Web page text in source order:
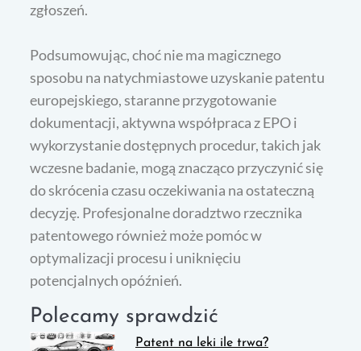
zgłoszeń.
Podsumowując, choć nie ma magicznego
sposobu na natychmiastowe uzyskanie patentu
europejskiego, staranne przygotowanie
dokumentacji, aktywna współpraca z EPO i
wykorzystanie dostępnych procedur, takich jak
wczesne badanie, mogą znacząco przyczynić się
do skrócenia czasu oczekiwania na ostateczną
decyzję. Profesjonalne doradztwo rzecznika
patentowego również może pomóc w
optymalizacji procesu i uniknięciu
potencjalnych opóźnień.
Polecamy sprawdzić
Patent na leki ile trwa?